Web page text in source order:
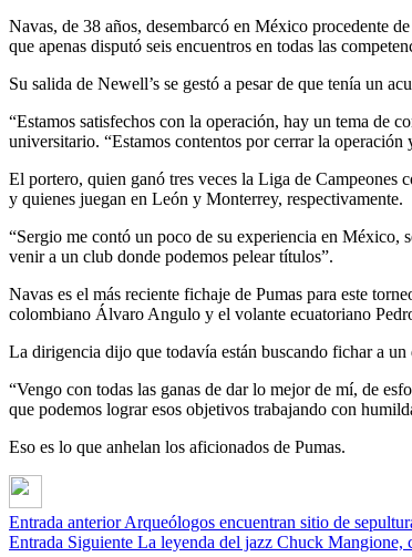
Navas, de 38 años, desembarcó en México procedente
que apenas disputó seis encuentros en todas las
Su salida de Newell’s se gestó a pesar de que tenía un
“Estamos satisfechos con la operación, hay un tema de
universitario. “Estamos contentos por cerrar la
El portero, quien ganó tres veces la Liga de
y quienes juegan en León y Monterrey, respectivamente.
“Sergio me contó un poco de su experiencia en México,
venir a un club donde podemos pelear títulos”.
Navas es el más reciente fichaje de Pumas para este
colombiano Álvaro Angulo y el volante ecuatoriano
La dirigencia dijo que todavía están buscando fichar a un
“Vengo con todas las ganas de dar lo mejor de mí, de
que podemos lograr esos objetivos trabajando con
Eso es lo que anhelan los aficionados de Pumas.
Entrada anterior Arqueólogos encuentran sitio de
Entrada Siguiente La leyenda del jazz Chuck Mangione,